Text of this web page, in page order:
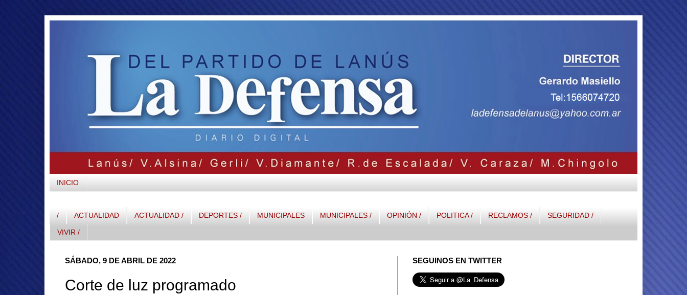
INICIO
/ ACTUALIDAD ACTUALIDAD / DEPORTES / MUNICIPALES MUNICIPALES / OPINIÓN / POLITICA / RECLAMOS / SEGURIDAD /
VIVIR /
SÁBADO, 9 DE ABRIL DE 2022
Corte de luz programado
SEGUINOS EN TWITTER